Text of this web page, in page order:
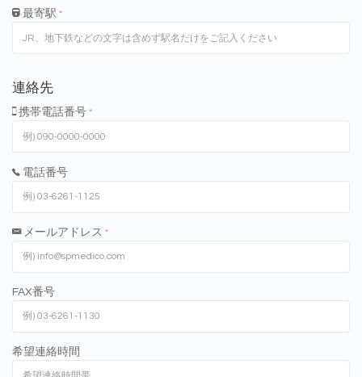
最寄駅 *
連絡先
携帯電話番号 *
電話番号
メールアドレス *
FAX番号
希望連絡時間